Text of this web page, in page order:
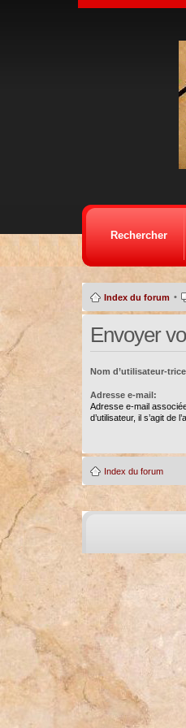
Rechercher
Index du forum •
Envoyer
Nom d’utilisateur-
Adresse e-mail:
Adresse e-mail
d’utilisateur, il s’agit de
Index du forum